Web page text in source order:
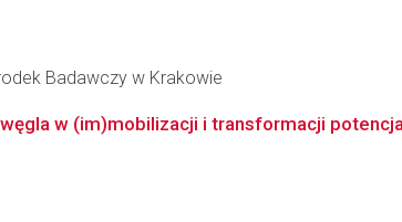
Badawczy w Krakowie
w (im)mobilizacji i transformacji